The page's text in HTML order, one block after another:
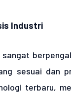
Industri
sesuai dan
terbaru,